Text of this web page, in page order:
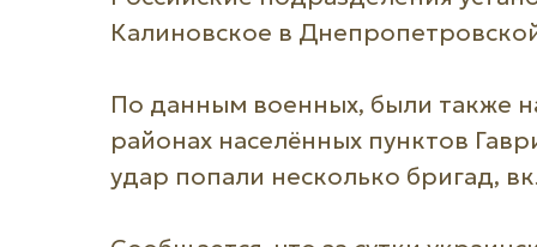
Калиновское в
По данным военных, были также
районах населённых пунктов
удар попали несколько бригад,